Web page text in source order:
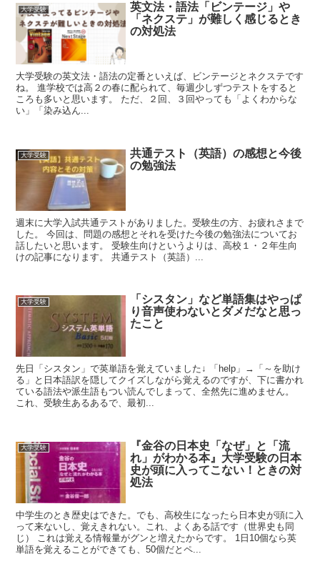
大学受験
英文法・語法「ビンテージ」や
「ネクステ」が難しく感じるとき
の対処法
大学受験の英文法・語法の定番といえば、ビンテージとネクステです
ね。 進学校では高２の春に配られて、毎週少しずつテストをすると
ころも多いと思います。 ただ、２回、３回やっても「よくわからな
い」「染み込ん...
大学受験
共通テスト（英語）の感想と今後
の勉強法
週末に大学入試共通テストがありました。受験生の方、お疲れさまで
した。 今回は、問題の感想とそれを受けた今後の勉強法についてお
話したいと思います。 受験生向けというよりは、高校１・２年生向
けの記事になります。 共通テスト（英語）...
大学受験
「シスタン」など単語集はやっぱ
り音声使わないとダメだなと思っ
たこと
先日「シスタン」で英単語を覚えていました↓ 「help」→「～を助け
る」と日本語訳を隠してクイズしながら覚えるのですが、下に書かれ
ている語法や派生語もつい読んでしまって、全然先に進めません。
これ、受験生あるあるで、最初...
大学受験
『金谷の日本史「なぜ」と「流
れ」がわかる本』大学受験の日本
史が頭に入ってこない！ときの対
処法
中学生のとき歴史はできた。でも、高校生になったら日本史が頭に入
って来ないし、覚えきれない。これ、よくある話です（世界史も同
じ） これは覚える情報量がグンと増えたからです。 1日10個なら英
単語を覚えることができても、50個だとペ...